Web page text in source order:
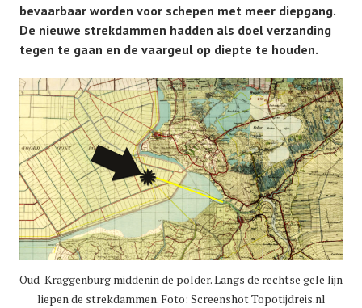
bevaarbaar worden voor schepen met meer diepgang.
De nieuwe strekdammen hadden als doel verzanding
tegen te gaan en de vaargeul op diepte te houden.
Oud-Kraggenburg middenin de polder. Langs de rechtse gele lijn
liepen de strekdammen. Foto: Screenshot Topotijdreis.nl